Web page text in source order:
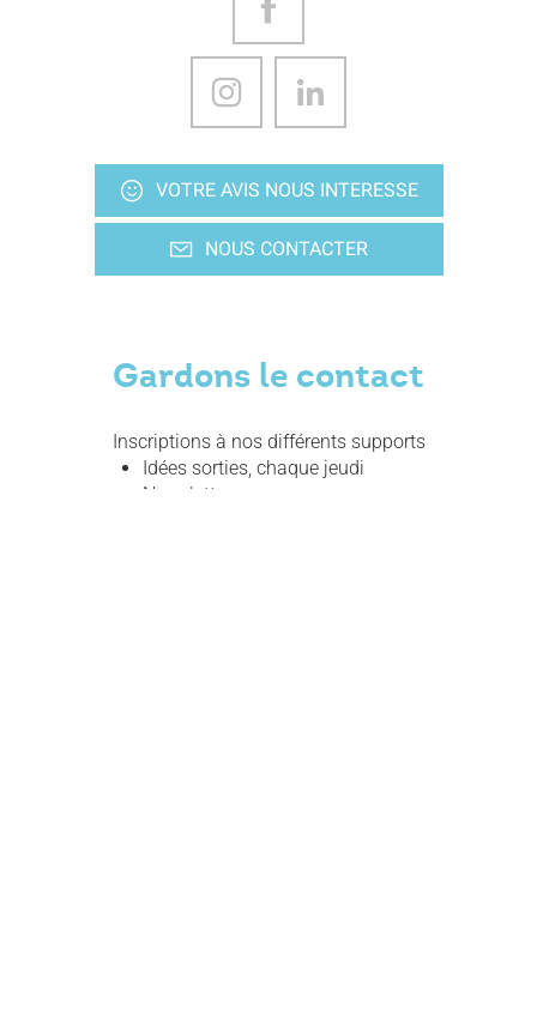
VOTRE AVIS NOUS INTERESSE
NOUS CONTACTER
Gardons le contact
Inscriptions à nos différents supports
Idées sorties, chaque jeudi
Newsletters